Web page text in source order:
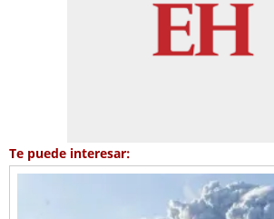
Te puede interesar: